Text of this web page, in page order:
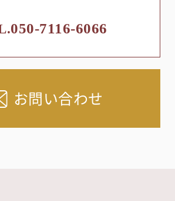
050-7116-6066
お問い合わせ